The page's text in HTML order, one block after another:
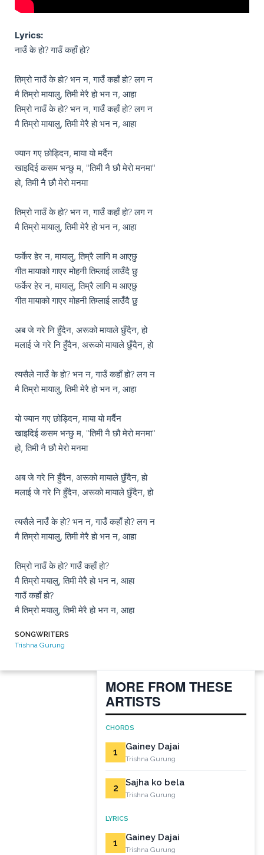
Lyrics:
नाउँ के हो? गाउँ कहाँ हो?
तिम्रो नाउँ के हो? भन न, गाउँ कहाँ हो? लग न
मै तिम्रो मायालु, तिमी मेरै हो भन न, आहा
तिम्रो नाउँ के हो? भन न, गाउँ कहाँ हो? लग न
मै तिम्रो मायालु, तिमी मेरै हो भन न, आहा
ज्यान गए छोड्दिन, माया यो मर्दैन
खाइदिई कसम भन्छु म, "तिमी नै छौ मेरो मनमा"
हो, तिमी नै छौ मेरो मनमा
तिम्रो नाउँ के हो? भन न, गाउँ कहाँ हो? लग न
मै तिम्रो मायालु, तिमी मेरै हो भन न, आहा
फर्केर हेर न, मायालु, तिम्रै लागि म आएछु
गीत मायाको गाएर मोहनी तिम्लाई लाउँदै छु
फर्केर हेर न, मायालु, तिम्रै लागि म आएछु
गीत मायाको गाएर मोहनी तिम्लाई लाउँदै छु
अब जे गरे नि हुँदैन, अरूको मायाले छुँदैन, हो
मलाई जे गरे नि हुँदैन, अरूको मायाले छुँदैन, हो
त्यसैले नाउँ के हो? भन न, गाउँ कहाँ हो? लग न
मै तिम्रो मायालु, तिमी मेरै हो भन न, आहा
यो ज्यान गए छोड्दिन, माया यो मर्दैन
खाइदिई कसम भन्छु म, "तिमी नै छौ मेरो मनमा"
हो, तिमी नै छौ मेरो मनमा
अब जे गरे नि हुँदैन, अरूको मायाले छुँदैन, हो
मलाई जे गरे नि हुँदैन, अरूको मायाले छुँदैन, हो
त्यसैले नाउँ के हो? भन न, गाउँ कहाँ हो? लग न
मै तिम्रो मायालु, तिमी मेरै हो भन न, आहा
तिम्रो नाउँ के हो? गाउँ कहाँ हो?
मै तिम्रो मयालु, तिमी मेरै हो भन न, आहा
गाउँ कहाँ हो?
मै तिम्रो मयालु, तिमी मेरै हो भन न, आहा
SONGWRITERS
Trishna Gurung
MORE FROM THESE
ARTISTS
CHORDS
1 Gainey Dajai
Trishna Gurung
2 Sajha ko bela
Trishna Gurung
LYRICS
1 Gainey Dajai
Trishna Gurung